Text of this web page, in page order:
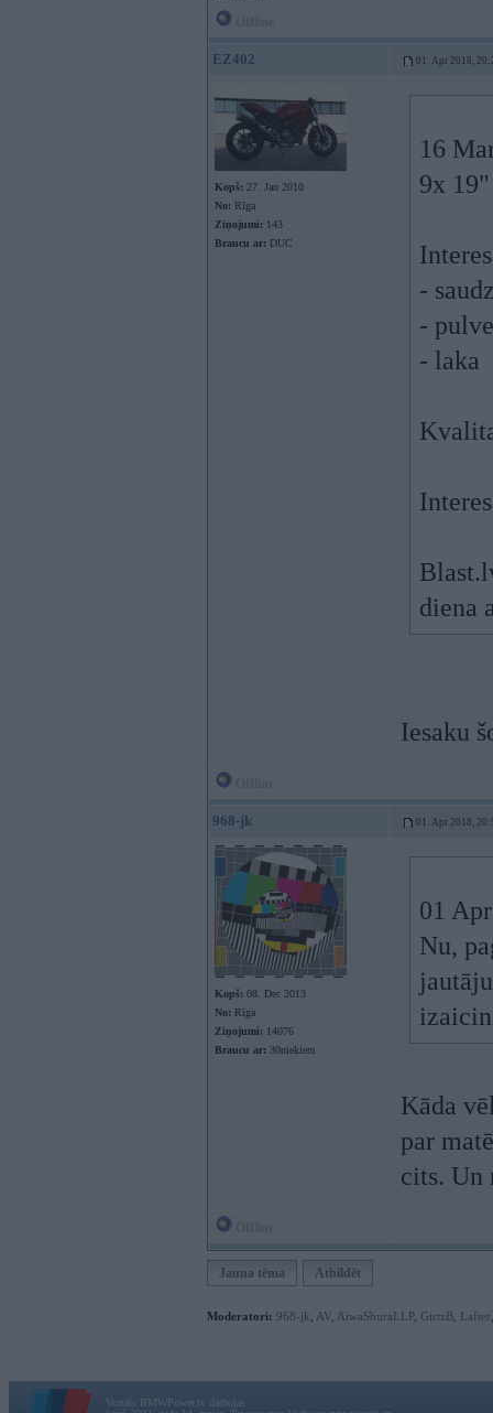
EZ402 01. Apr 2018,
Kopš: 27. Jan 2010
No: Rīga
Ziņojumi: 143
Braucu ar: DUC
16
9x 19"
-
-
- laka
diena
Iesaku
968-jk 01. Apr 2018,
Kopš: 08. Dec 2013
No: Rīga
Ziņojumi: 14076
Braucu ar: 30niekiem
01
Nu,
Kāda
par
cits. Un
Jauna tēma Atbildēt
Moderatori: 968-jk AV AiwaShuraLLP, GirtzB Lafter
Vortāls BMWPower.lv darbojas